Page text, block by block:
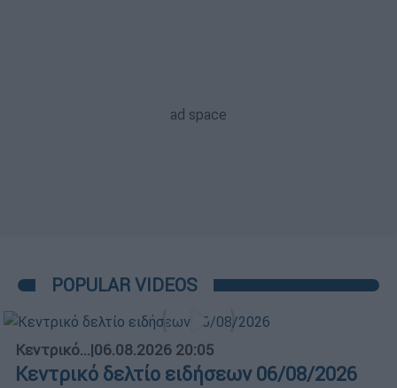
POPULAR VIDEOS
Κεντρικό...|06.08.2026 20:05
Κεντρικό δελτίο ειδήσεων 06/08/2026